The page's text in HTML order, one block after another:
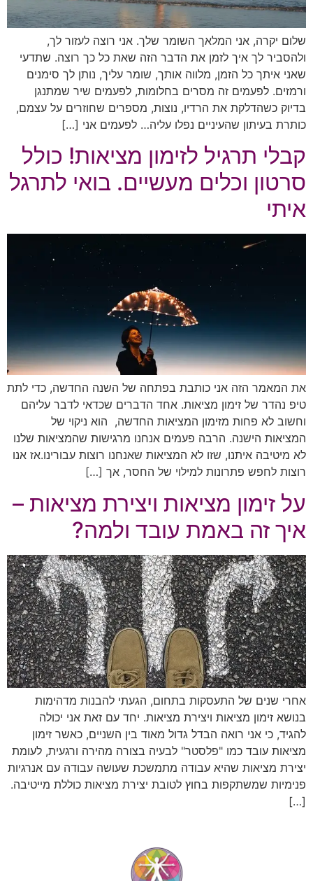
שלום יקרה, אני המלאך השומר שלך. אני רוצה לעזור לך,
ולהסביר לך איך לזמן את הדבר הזה שאת כל כך רוצה. שתדעי
שאני איתך כל הזמן, מלווה אותך, שומר עליך, נותן לך סימנים
ורמזים. לפעמים זה מסרים בחלומות, לפעמים שיר שמתנגן
בדיוק כשהדלקת את הרדיו, נוצות, מספרים שחוזרים על עצמם,
כותרת בעיתון שהעיניים נפלו עליה… לפעמים אני […]
קבלי תרגיל לזימון מציאות! כולל
סרטון וכלים מעשיים. בואי לתרגל
איתי
את המאמר הזה אני כותבת בפתחה של השנה החדשה, כדי לתת
טיפ נהדר של זימון מציאות. אחד הדברים שכדאי לדבר עליהם
וחשוב לא פחות מזימון המציאות החדשה, הוא ניקוי של
המציאות הישנה. הרבה פעמים אנחנו מרגישות שהמציאות שלנו
לא מיטיבה איתנו, שזו לא המציאות שאנחנו רוצות עבורינו.אז אנו
רוצות לחפש פתרונות למילוי של החסר, אך […]
על זימון מציאות ויצירת מציאות –
איך זה באמת עובד ולמה?
אחרי שנים של התעסקות בתחום, הגעתי להבנות מדהימות
בנושא זימון מציאות ויצירת מציאות. יחד עם זאת אני יכולה
להגיד, כי אני רואה הבדל גדול מאוד בין השניים, כאשר זימון
מציאות עובד כמו "פלסטר" לבעיה בצורה מהירה ורגעית, לעומת
יצירת מציאות שהיא עבודה מתמשכת שעושה עבודה עם אנרגיות
פנימיות שמשתקפות בחוץ לטובת יצירת מציאות כוללת מייטיבה.
[…]